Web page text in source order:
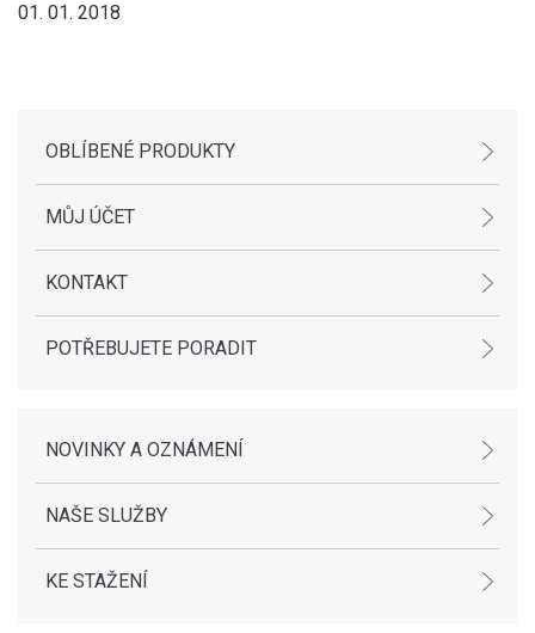
01. 01. 2018
OBLÍBENÉ PRODUKTY
MŮJ ÚČET
KONTAKT
POTŘEBUJETE PORADIT
NOVINKY A OZNÁMENÍ
NAŠE SLUŽBY
KE STAŽENÍ